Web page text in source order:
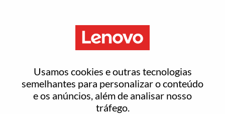
Usamos cookies e outras tecnologias
semelhantes para personalizar o conteúdo
e os anúncios, além de analisar nosso
tráfego.
Redefinir senha
Tem certeza que deseja redefinir sua